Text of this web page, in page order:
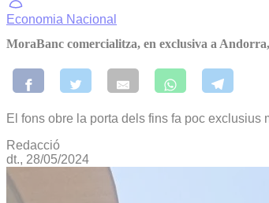
Economia Nacional
MoraBanc comercialitza, en exclusiva a
El fons obre la porta dels fins fa poc exclusius
Redacció
dt., 28/05/2024